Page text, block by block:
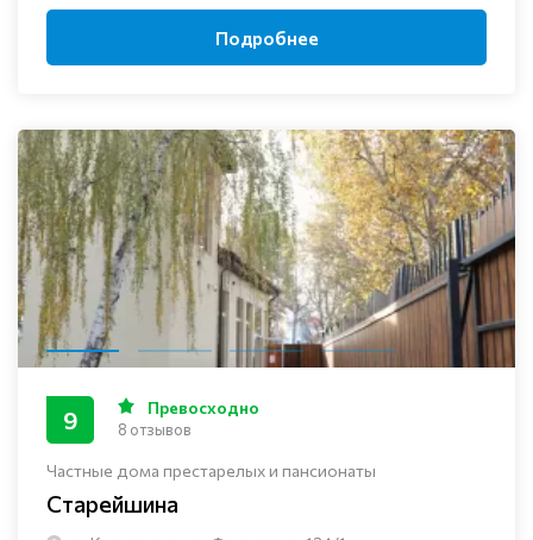
Подробнее
Частные дома престарелых и пансионаты
Старейшина
9 Превосходно
8 отзывов